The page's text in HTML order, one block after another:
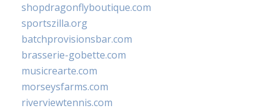
shopdragonflyboutique.com
sportszilla.org
batchprovisionsbar.com
brasserie-gobette.com
musicrearte.com
morseysfarms.com
riverviewtennis.com